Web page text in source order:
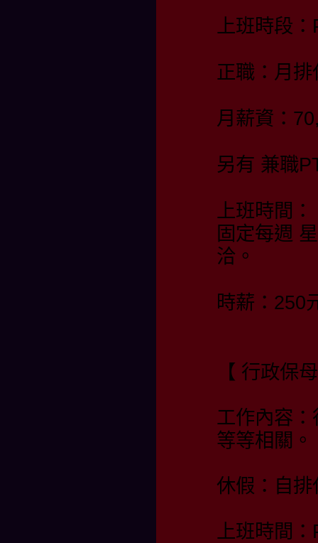
上班時段
正職：月
月薪資：
另有 兼職
上班時間：
固定每週
洽。
時薪：250
【 行政保
工作內容
等等相關。
休假：自
上班時間